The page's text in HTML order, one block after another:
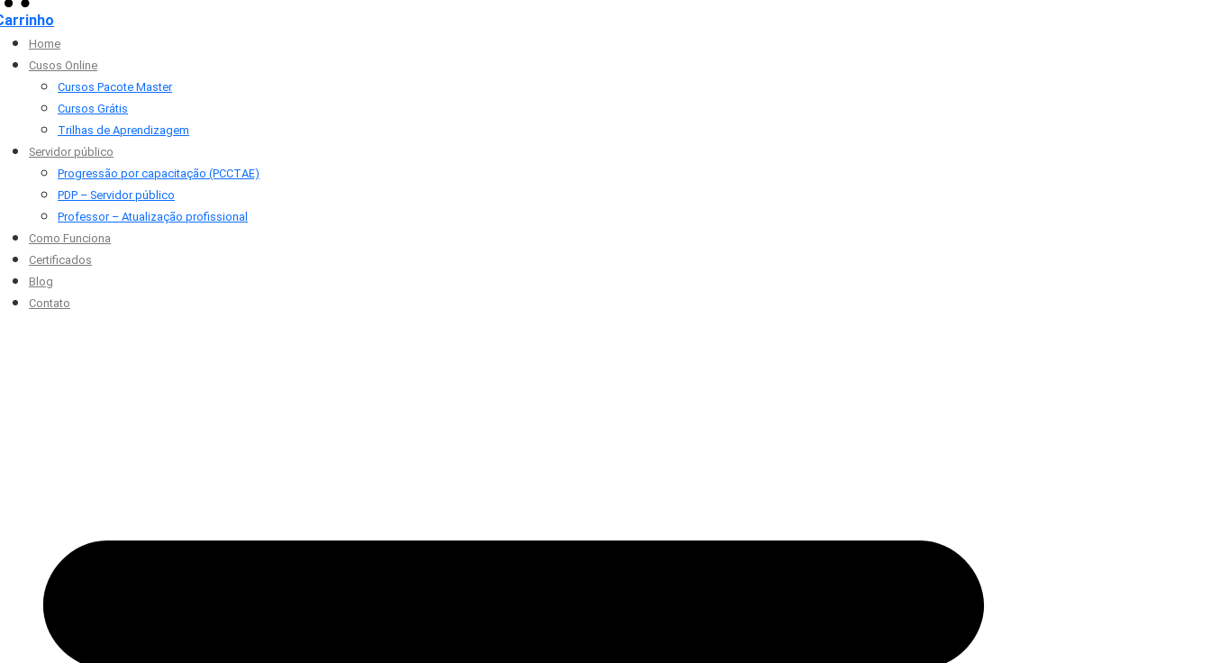
Home
Cusos Online
Cursos Pacote Master
Cursos Grátis
Trilhas de Aprendizagem
Servidor público
Progressão por capacitação (PCCTAE)
PDP – Servidor público
Professor – Atualização profissional
Como Funciona
Certificados
Blog
Contato